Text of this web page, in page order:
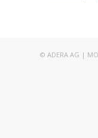
© ADERA AG |